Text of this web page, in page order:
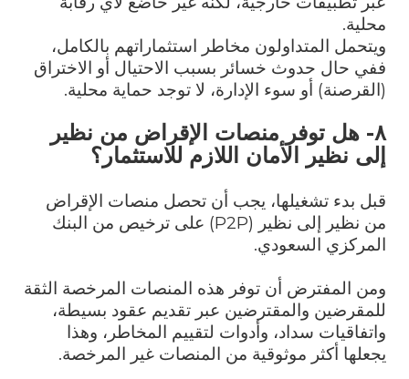
محلية.
ويتحمل المتداولون مخاطر استثماراتهم بالكامل،
ففي حال حدوث خسائر بسبب الاحتيال أو الاختراق
(القرصنة) أو سوء الإدارة، لا توجد حماية محلية.
٨- هل توفر منصات الإقراض من نظير
إلى نظير الأمان اللازم للاستثمار؟
قبل بدء تشغيلها، يجب أن تحصل منصات الإقراض
من نظير إلى نظير (P2P) على ترخيص من البنك
المركزي السعودي.
ومن المفترض أن توفر هذه المنصات المرخصة الثقة
للمقرضين والمقترضين عبر تقديم عقود بسيطة،
واتفاقيات سداد، وأدوات لتقييم المخاطر، وهذا
يجعلها أكثر موثوقية من المنصات غير المرخصة.